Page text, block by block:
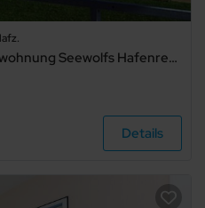
Residenz am Hafen - Ferienwohnung Seewolfs Hafenresidenz
Details